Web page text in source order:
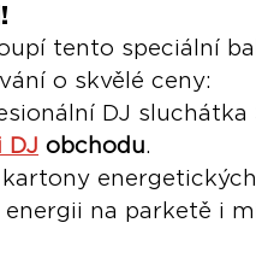
tento speciální
o skvělé ceny:
DJ sluchátka
DJ obchodu.
kartony
na parketě i